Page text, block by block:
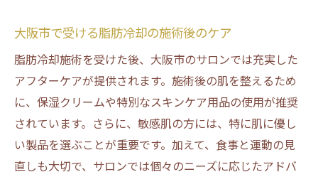
イント
敏感肌必見！大阪市で受けられる脂肪冷却施術
の詳細
大阪市で受けられる脂肪冷却施術の種類と
特徴
敏感肌でも安心の施術過程とは
大阪市で受ける脂肪冷却の施術後のケア
脂肪冷却施術を受けた後、大阪市のサロンでは充実した
アフターケアが提供されます。施術後の肌を整えるため
に、保湿クリームや特別なスキンケア用品の使用が推奨
されています。さらに、敏感肌の方には、特に肌に優し
い製品を選ぶことが重要です。加えて、食事と運動の見
直しも大切で、サロンでは個々のニーズに応じたアドバ